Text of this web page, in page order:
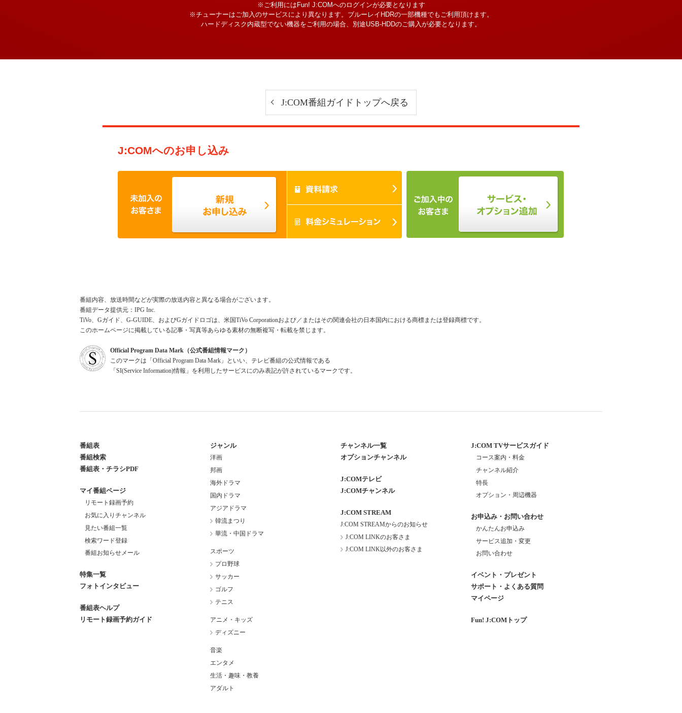
※ご利用にはFun! J:COMへのログインが必要となります
※チューナーはご加入のサービスにより異なります。ブルーレイHDRの一部機種でもご利用頂けます。
ハードディスク内蔵型でない機器をご利用の場合、別途USB-HDDのご購入が必要となります。
J:COM番組ガイドトップへ戻る
J:COMへのお申し込み
番組内容、放送時間などが実際の放送内容と異なる場合がございます。
番組データ提供元：IPG Inc.
TiVo、Gガイド、G-GUIDE、およびGガイドロゴは、米国TiVo Corporationおよび／またはその関連会社の日本国内における商標または登録商標です。
このホームページに掲載している記事・写真等あらゆる素材の無断複写・転載を禁じます。
Official Program Data Mark（公式番組情報マーク）
このマークは「Official Program Data Mark」といい、テレビ番組の公式情報である
「SI(Service Information)情報」を利用したサービスにのみ表記が許されているマークです。
番組表
番組検索
番組表・チラシPDF
マイ番組ページ
リモート録画予約
お気に入りチャンネル
見たい番組一覧
検索ワード登録
番組お知らせメール
特集一覧
フォトインタビュー
番組表ヘルプ
リモート録画予約ガイド
ジャンル
洋画
邦画
海外ドラマ
国内ドラマ
アジアドラマ
韓流まつり
華流・中国ドラマ
スポーツ
プロ野球
サッカー
ゴルフ
テニス
アニメ・キッズ
ディズニー
音楽
エンタメ
生活・趣味・教養
アダルト
チャンネル一覧
オプションチャンネル
J:COMテレビ
J:COMチャンネル
J:COM STREAM
J:COM STREAMからのお知らせ
J:COM LINKのお客さま
J:COM LINK以外のお客さま
J:COM TVサービスガイド
コース案内・料金
チャンネル紹介
特長
オプション・周辺機器
お申込み・お問い合わせ
かんたんお申込み
サービス追加・変更
お問い合わせ
イベント・プレゼント
サポート・よくある質問
マイページ
Fun! J:COMトップ